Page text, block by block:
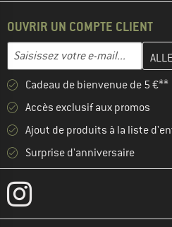
OUVRIR UN COMPTE CLIENT
Adresse e-mail
Entrez votre adresse e-mail ici et
Cadeau de bienvenue de 5 €**
Accès exclusif aux promos
Ajout de produits à la liste
Surprise d'anniversaire